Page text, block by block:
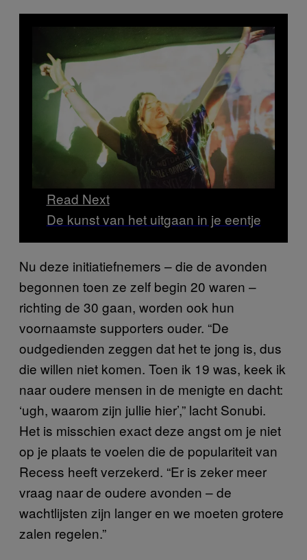
Read Next
De kunst van het uitgaan in je eentje
Nu deze initiatiefnemers – die de avonden
begonnen toen ze zelf begin 20 waren –
richting de 30 gaan, worden ook hun
voornaamste supporters ouder. “De
oudgedienden zeggen dat het te jong is, dus
die willen niet komen. Toen ik 19 was, keek ik
naar oudere mensen in de menigte en dacht:
‘ugh, waarom zijn jullie hier’,” lacht Sonubi.
Het is misschien exact deze angst om je niet
op je plaats te voelen die de populariteit van
Recess heeft verzekerd. “Er is zeker meer
vraag naar de oudere avonden – de
wachtlijsten zijn langer en we moeten grotere
zalen regelen.”